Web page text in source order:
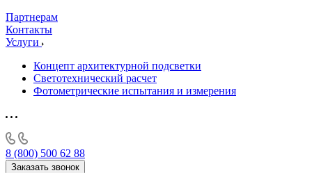
Партнерам
Контакты
Услуги
Концепт архитектурной подсветки
Светотехнический расчет
Фотометрические испытания и измерения
8 (800) 500 62 88
Заказать звонок